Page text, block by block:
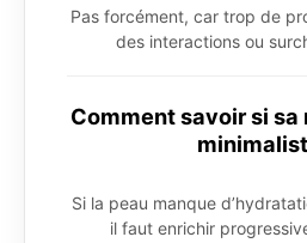
Pas forcément, car trop de
des interactions ou
Comment savoir si
Si la peau manque
il faut enrichir